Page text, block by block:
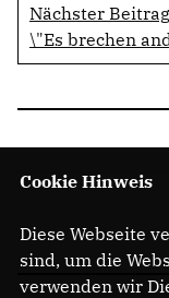
Nächster Beitrag
\"Es brechen
Cookie Hinweis
Diese Webseite
sind, um die
verwenden wir